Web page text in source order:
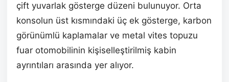
çift yuvarlak gösterge düzeni bulunuyor. Orta
konsolun üst kısmındaki üç ek gösterge, karbon
görünümlü kaplamalar ve metal vites topuzu
fuar otomobilinin kişiselleştirilmiş kabin
ayrıntıları arasında yer alıyor.